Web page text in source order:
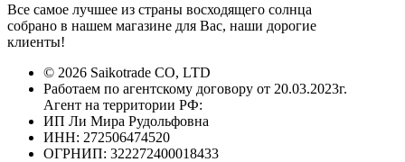
Все самое лучшее из страны восходящего солнца
собрано в нашем магазине для Вас, наши дорогие
клиенты!
© 2026 Saikotrade CO, LTD
Работаем по агентскому договору от 20.03.2023г.
Агент на территории РФ:
ИП Ли Мира Рудольфовна
ИНН: 272506474520
ОГРНИП: 322272400018433